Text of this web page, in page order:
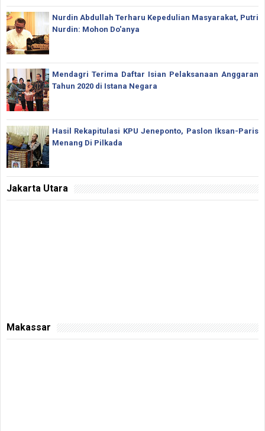
Nurdin Abdullah Terharu Kepedulian Masyarakat, Putri
Nurdin: Mohon Do'anya
Mendagri Terima Daftar Isian Pelaksanaan Anggaran
Tahun 2020 di Istana Negara
Hasil Rekapitulasi KPU Jeneponto, Paslon Iksan-Paris
Menang Di Pilkada
Jakarta Utara
Makassar